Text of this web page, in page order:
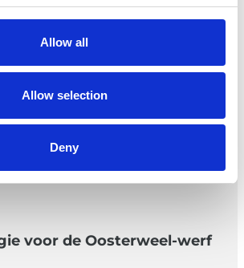
Allow all
Allow selection
Deny
voor de Oosterweel-werf